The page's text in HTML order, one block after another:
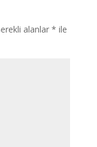
alanlar * ile